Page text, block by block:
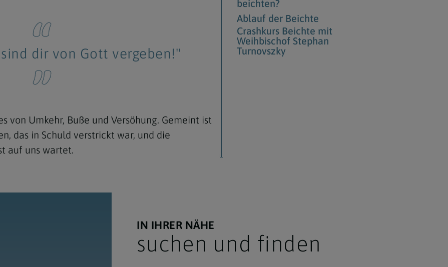
dir von Gott vergeben!"
von Umkehr, Buße und Versöhung. Gemeint ist
das in Schuld verstrickt war, und die
auf uns wartet.
beichten?
Ablauf der Beichte
Crashkurs Beichte mit
Weihbischof Stephan
Turnovszky
IN IHRER NÄHE
suchen und finden